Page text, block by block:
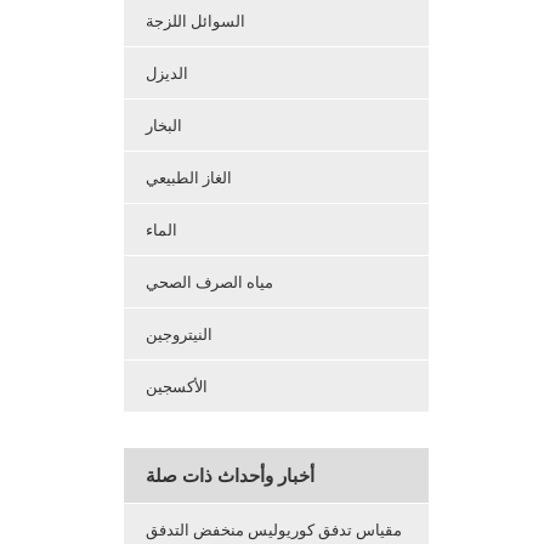
السوائل اللزجة
الديزل
البخار
الغاز الطبيعي
الماء
مياه الصرف الصحي
النيتروجين
الأكسجين
أخبار وأحداث ذات صلة
مقياس تدفق كوريوليس منخفض التدفق